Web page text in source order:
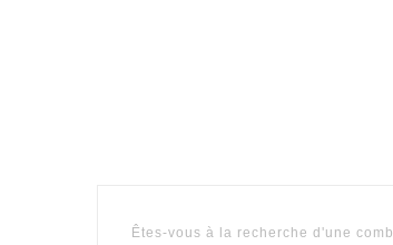
Êtes-vous à la recherche d'une